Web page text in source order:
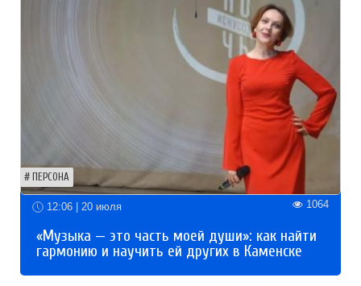
ПЕРСОНА
12:06 | 20 июля 1064
«Музыка — это часть моей души»: как найти
гармонию и научить ей других в Каменске